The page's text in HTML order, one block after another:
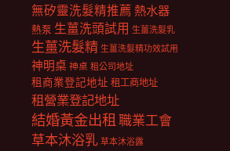
無矽靈洗髮精推薦 熱水器
熱泵 生薑洗頭試用 生薑洗髮乳
生薑洗髮精 生薑洗髮精功效試用
神明桌 神桌 租公司地址
租商業登記地址 租工商地址
租營業登記地址
結婚黃金出租職業工會
草本沐浴乳 草本沐浴露